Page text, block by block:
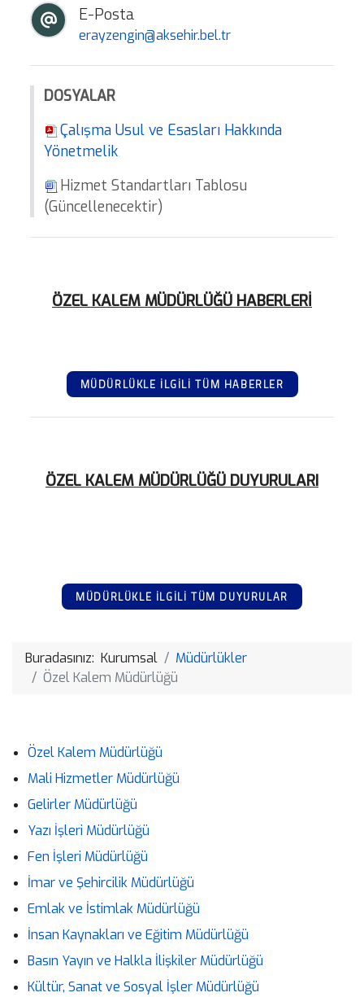
E-Posta
erayzengin@aksehir.bel.tr
DOSYALAR
Çalışma Usul ve Esasları Hakkında
Yönetmelik
Hizmet Standartları Tablosu
(Güncellenecektir)
ÖZEL KALEM MÜDÜRLÜĞÜ HABERLERİ
MÜDÜRLÜKLE İLGİLİ TÜM HABERLER
ÖZEL KALEM MÜDÜRLÜĞÜ DUYURULARI
MÜDÜRLÜKLE İLGİLİ TÜM DUYURULAR
Buradasınız: Kurumsal
Müdürlükler
Özel Kalem Müdürlüğü
Özel Kalem Müdürlüğü
Mali Hizmetler Müdürlüğü
Gelirler Müdürlüğü
Yazı İşleri Müdürlüğü
Fen İşleri Müdürlüğü
İmar ve Şehircilik Müdürlüğü
Emlak ve İstimlak Müdürlüğü
İnsan Kaynakları ve Eğitim Müdürlüğü
Basın Yayın ve Halkla İlişkiler Müdürlüğü
Kültür, Sanat ve Sosyal İşler Müdürlüğü